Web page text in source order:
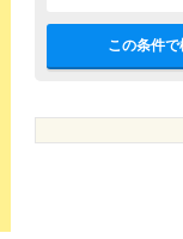
この条件で